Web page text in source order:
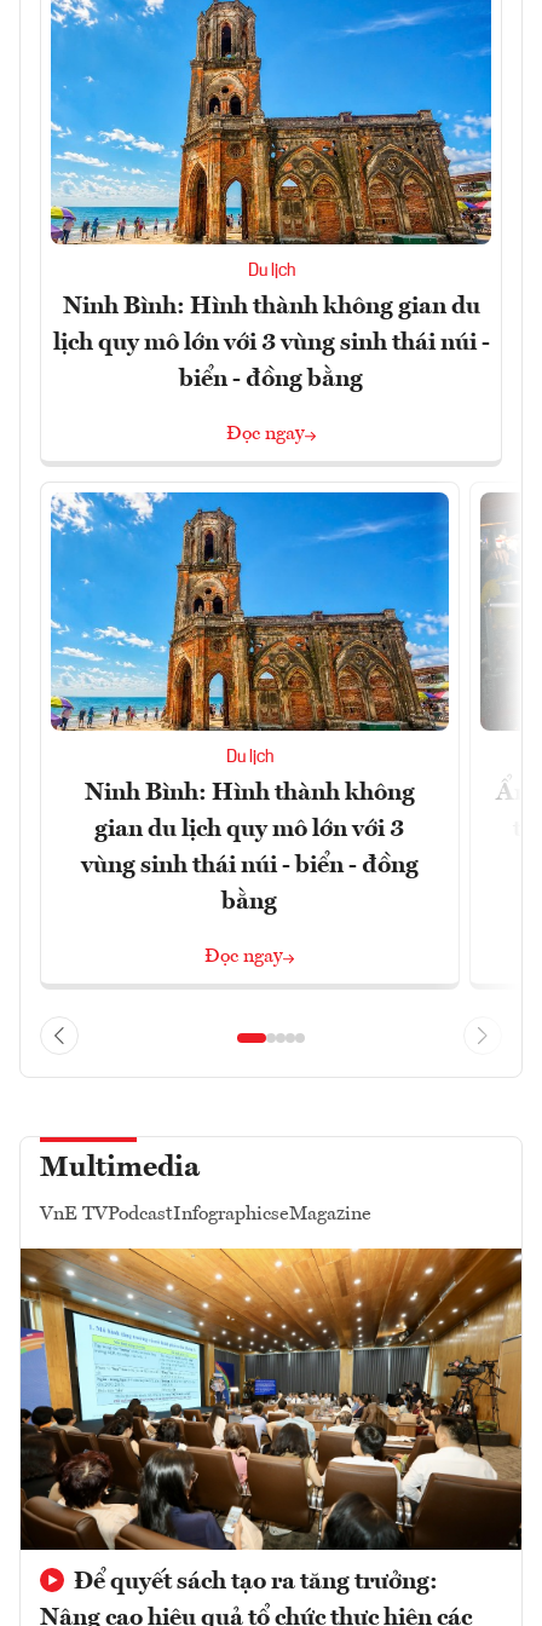
Du lịch
Ninh Bình: Hình thành không gian du
lịch quy mô lớn với 3 vùng sinh thái núi -
biển - đồng bằng
Đọc ngay
Du lịch
Ninh Bình: Hình thành không
gian du lịch quy mô lớn với 3
vùng sinh thái núi - biển - đồng
bằng
Đọc ngay
Ẩm
Multimedia
VnE TVPodcastInfographicseMagazine
Để quyết sách tạo ra tăng trưởng:
Nâng cao hiệu quả tổ chức thực hiện các